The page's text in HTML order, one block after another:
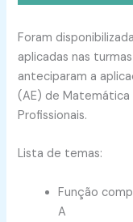
Foram
aplicadas nas
anteciparam a
(AE) de
Profissionais.
Lista de temas:
Função
A